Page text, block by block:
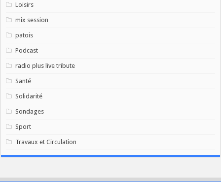
Loisirs
mix session
patois
Podcast
radio plus live tribute
Santé
Solidarité
Sondages
Sport
Travaux et Circulation